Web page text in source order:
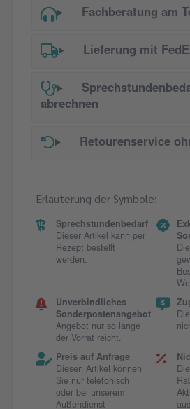
Fachberatung am
Lieferung mit
abrechnen
Retourenservice
Erläuterung der Symbole:
Sprechstundenbedarf
Dieser Artikel kann per
Rezept bestellt
werden.
Unverbindliches
Sonderpostenangebot
Angebot nur so lange
der Vorrat reicht.
Preis auf Anfrage
Diesen Artikel können
Sie nur telefonisch
oder bei unserem
Außendienst